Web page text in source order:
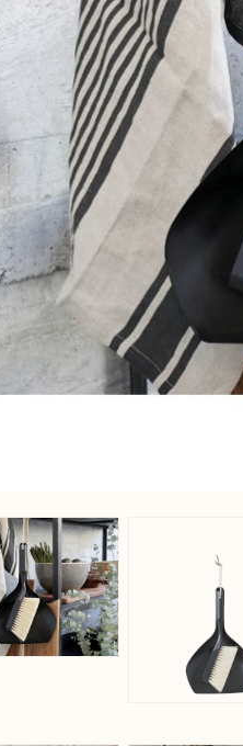
View larger image